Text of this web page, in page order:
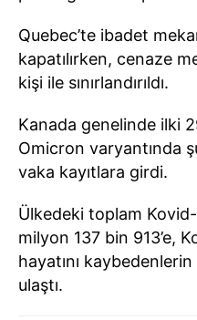
Quebec’te ibadet
kapatılırken, cenaze
kişi ile sınırlandırıldı.
Kanada genelinde ilki
Omicron varyantında
vaka kayıtlara girdi.
Ülkedeki toplam Kovid-
milyon 137 bin 913’e,
hayatını kaybedenlerin
ulaştı.